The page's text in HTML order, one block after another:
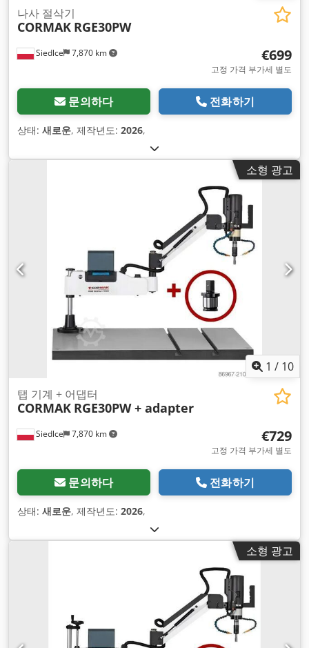
Siedlce 7,870 km
나사 절삭기
CORMAK RGE30PW
€699
고정 가격 부가세 별도
문의하다 전화하기
상태: 새로운, 제작년도: 2026,
소형 광고
1 / 10
Siedlce 7,870 km
탭 기계 + 어댑터
CORMAK RGE30PW + adapter
€729
고정 가격 부가세 별도
문의하다 전화하기
상태: 새로운, 제작년도: 2026,
소형 광고